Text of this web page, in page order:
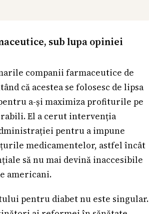
sub lupa opiniei
companii farmaceutice de
că acestea se folosesc de lipsa
a-și maximiza profiturile pe
El a cerut intervenția
pentru a impune
medicamentelor, astfel încât
să nu mai devină inaccesibile
americani.
pentru diabet nu este singular.